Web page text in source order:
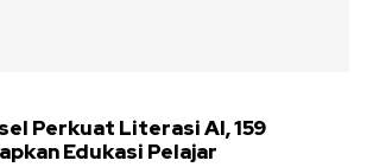
Perkuat Literasi AI, 159
Edukasi Pelajar